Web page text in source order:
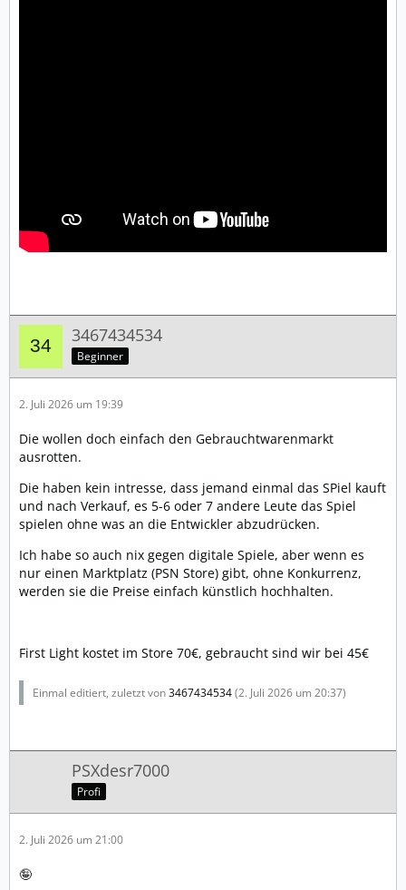
3467434534
Beginner
2. Juli 2026 um 19:39
Die wollen doch einfach den Gebrauchtwarenmarkt
ausrotten.
Die haben kein intresse, dass jemand einmal das SPiel kauft
und nach Verkauf, es 5-6 oder 7 andere Leute das Spiel
spielen ohne was an die Entwickler abzudrücken.
Ich habe so auch nix gegen digitale Spiele, aber wenn es
nur einen Marktplatz (PSN Store) gibt, ohne Konkurrenz,
werden sie die Preise einfach künstlich hochhalten.
First Light kostet im Store 70€, gebraucht sind wir bei 45€
Einmal editiert, zuletzt von3467434534(2. Juli 2026 um 20:37)
PSXdesr7000
Profi
2. Juli 2026 um 21:00
🤪